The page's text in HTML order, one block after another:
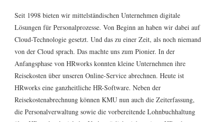
Seit 1998 bieten wir mittelständischen Unternehmen digitale
Lösungen für Personalprozesse. Von Beginn an haben wir dabei auf
Cloud-Technologie gesetzt. Und das zu einer Zeit, als noch niemand
von der Cloud sprach. Das machte uns zum Pionier. In der
Anfangsphase von HRworks konnten kleine Unternehmen ihre
Reisekosten über unseren Online-Service abrechnen. Heute ist
HRworks eine ganzheitliche HR-Software. Neben der
Reisekostenabrechnung können KMU nun auch die Zeiterfassung,
die Personalverwaltung sowie die vorbereitende Lohnbuchhaltung